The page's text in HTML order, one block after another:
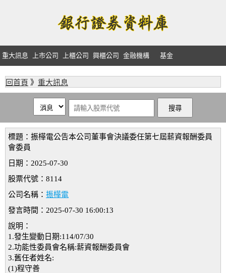
重大訊息 上市公司 上櫃公司 興櫃公司 金融機構 基金
回首頁 》 重大訊息
標題：振樺電公告本公司董事會決議委任第七屆薪資報酬委員
會委員
日期：2025-07-30
股票代號：8114
公司名稱： 振樺電
發言時間：2025-07-30 16:00:13
說明：
1.發生變動日期:114/07/30
2.功能性委員會名稱:薪資報酬委員會
3.舊任者姓名:
(1)程守善